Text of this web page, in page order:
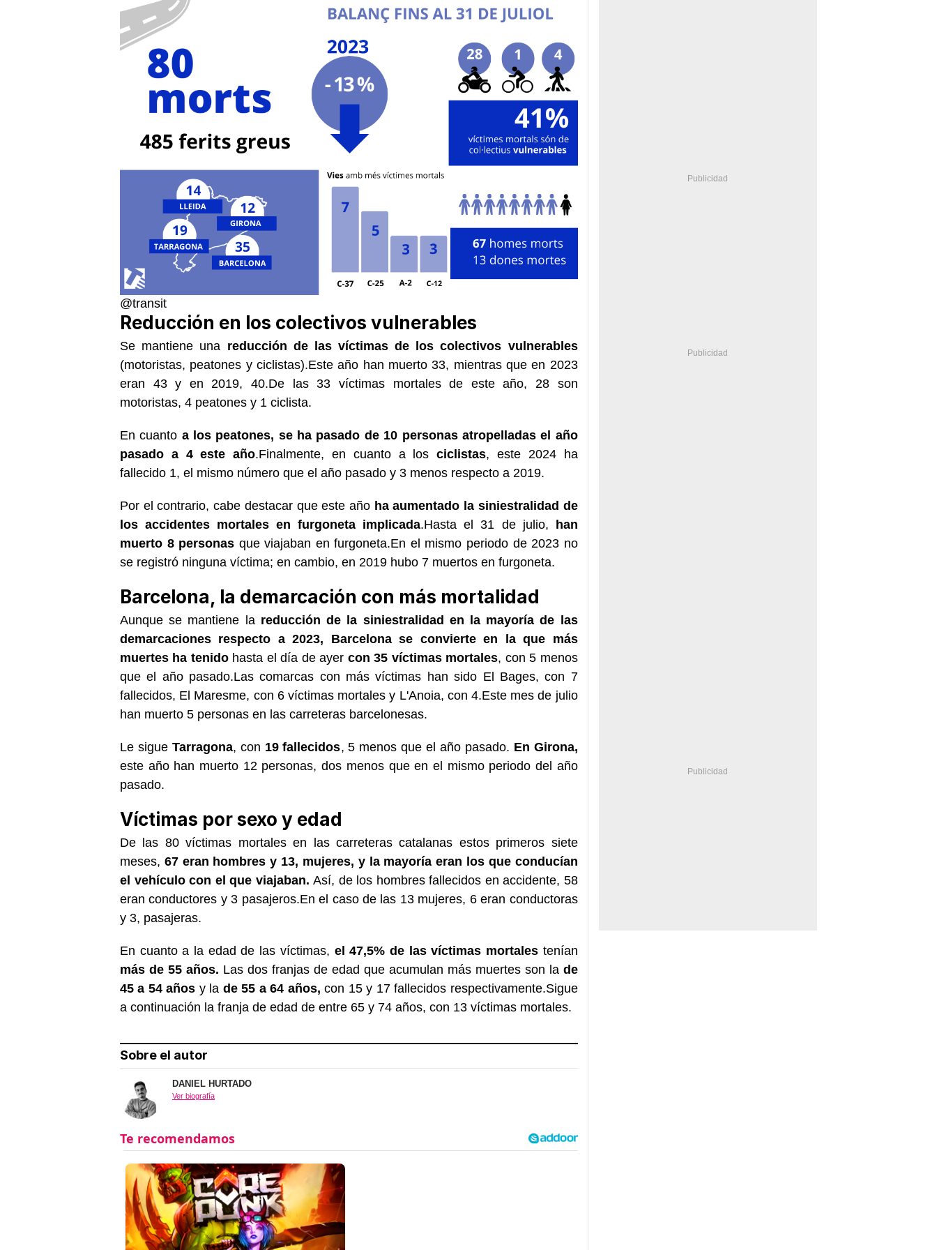
@transit
Reducción en los colectivos vulnerables
Se mantiene una reducción de las víctimas de los colectivos vulnerables
(motoristas, peatones y ciclistas).Este año han muerto 33, mientras que en 2023
eran 43 y en 2019, 40.De las 33 víctimas mortales de este año, 28 son
motoristas, 4 peatones y 1 ciclista.
En cuanto a los peatones, se ha pasado de 10 personas atropelladas el año
pasado a 4 este año.Finalmente, en cuanto a losciclistas, este 2024 ha
fallecido 1, el mismo número que el año pasado y 3 menos respecto a 2019.
Por el contrario, cabe destacar que este año ha aumentado la siniestralidad de
los accidentes mortales en furgoneta implicada.Hasta el 31 de julio, han
muerto 8 personas que viajaban en furgoneta.En el mismo periodo de 2023 no
se registró ninguna víctima; en cambio, en 2019 hubo 7 muertos en furgoneta.
Barcelona, la demarcación con más mortalidad
Aunque se mantiene la reducción de la siniestralidad en la mayoría de las
demarcaciones respecto a 2023, Barcelona se convierte en la que más
muertes ha tenidohasta el día de ayer con 35 víctimas mortales, con 5 menos
que el año pasado.Las comarcas con más víctimas han sido El Bages, con 7
fallecidos, El Maresme, con 6 víctimas mortales y L'Anoia, con 4.Este mes de julio
han muerto 5 personas en las carreteras barcelonesas.
Le sigue Tarragona, con 19 fallecidos, 5 menos que el año pasado. En Girona,
este año han muerto 12 personas, dos menos que en el mismo periodo del año
pasado.
Víctimas por sexo y edad
De las 80 víctimas mortales en las carreteras catalanas estos primeros siete
meses, 67 eran hombres y 13, mujeres, y la mayoría eran los que conducían
el vehículo con el que viajaban.Así, de los hombres fallecidos en accidente, 58
eran conductores y 3 pasajeros.En el caso de las 13 mujeres, 6 eran conductoras
y 3, pasajeras.
En cuanto a la edad de las víctimas, el 47,5% de las víctimas mortalestenían
más de 55 años. Las dos franjas de edad que acumulan más muertes son la de
45 a 54 años y la de 55 a 64 años,con 15 y 17 fallecidos respectivamente.Sigue
a continuación la franja de edad de entre 65 y 74 años, con 13 víctimas mortales.
Sobre el autor
DANIEL HURTADO
Ver biografía